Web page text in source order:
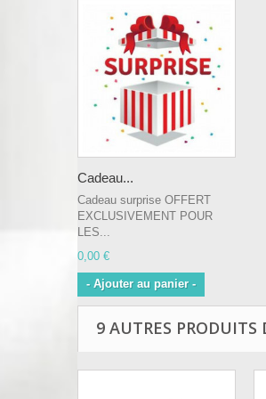
Cadeau...
Cadeau surprise OFFERT
EXCLUSIVEMENT POUR
LES...
0,00 €
- Ajouter au panier -
9 AUTRES